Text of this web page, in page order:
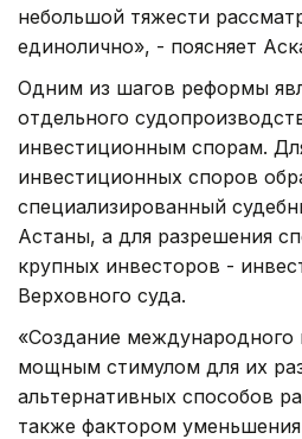
небольшой тяжести
единолично», - поясняет
Одним из шагов реформы
отдельного
инвестиционным спорам.
инвестиционных споров
специализированный
Астаны, а для разрешения
крупных инвесторов -
Верховного суда.
«Создание международного
мощным стимулом для их
альтернативных способов
также фактором уменьшения